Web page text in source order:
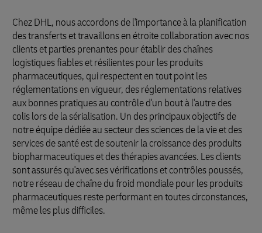
Chez DHL, nous accordons de l'importance à la planification
des transferts et travaillons en étroite collaboration avec nos
clients et parties prenantes pour établir des chaînes
logistiques fiables et résilientes pour les produits
pharmaceutiques, qui respectent en tout point les
réglementations en vigueur, des réglementations relatives
aux bonnes pratiques au contrôle d'un bout à l'autre des
colis lors de la sérialisation. Un des principaux objectifs de
notre équipe dédiée au secteur des sciences de la vie et des
services de santé est de soutenir la croissance des produits
biopharmaceutiques et des thérapies avancées. Les clients
sont assurés qu'avec ses vérifications et contrôles poussés,
notre réseau de chaîne du froid mondiale pour les produits
pharmaceutiques reste performant en toutes circonstances,
même les plus difficiles.